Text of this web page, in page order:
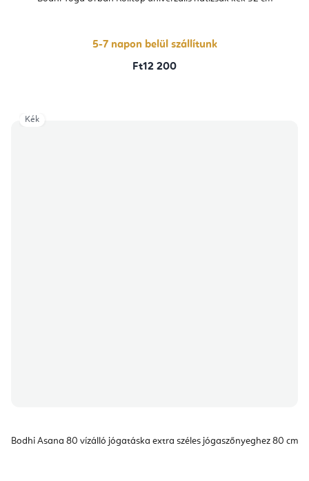
értékelése
csillag.
5-7 napon belül szállítunk
Ft12 200
Bodhi Asana 80 vízálló jógatáska extra széles jógaszőnyeghez 80 cm
Kék